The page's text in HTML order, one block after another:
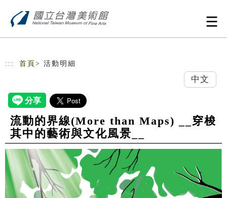
::: 首頁 > 活動明細
中文
流動的界線(More than Maps) __穿梭
其中的藝術與文化風景__